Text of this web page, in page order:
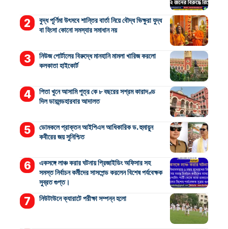
বুদ্ধ পূর্ণিমা উৎসবে শান্তির বার্তা নিয়ে বৌদ্ধ ভিক্ষুরা যুদ্ধ
বা হিংসা কোনো সমস্যার সমাধান নয়
নিউজ পোর্টালের বিরুদ্ধে মানহানি মামলা খারিজ করলো
কলকাতা হাইকোর্ট
পিতা খুনে আসামি পুত্র কে ৮ বছরের সশ্রম কারাদণ্ড
দিল ডায়মন্ডহারবার আদালত
ডোমকলে প্রাক্তন আইপিএস আধিকারিক ড. হুমায়ুন
কবীরের জয় সুনিশ্চিত
একসঙ্গে লাঞ্চ করার ঘটনায় প্রিজাইডিং অফিসার সহ
সমস্ত নির্বাচন কর্মীদের সাসপেন্ড করলেন বিশেষ পর্যবেক্ষক
সুব্রত গুপ্ত।
নিউটাউনে ক্যারাটে পরীক্ষা সম্পন্ন হলো